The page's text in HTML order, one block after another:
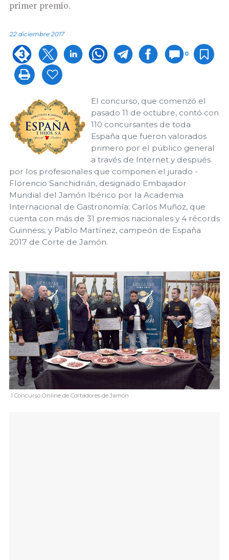
primer premio.
22 diciembre 2017
0
El concurso, que comenzó el
pasado 11 de octubre, contó con
110 concursantes de toda
España que fueron valorados
primero por el público general
a través de Internet y después
por los profesionales que componen el jurado -
Florencio Sanchidrián, designado Embajador
Mundial del Jamón Ibérico por la Academia
Internacional de Gastronomía; Carlos Muñoz, que
cuenta con más de 31 premios nacionales y 4 récords
Guinness; y Pablo Martínez, campeón de España
2017 de Corte de Jamón.
I Concurso Online de Cortadores de Jamón